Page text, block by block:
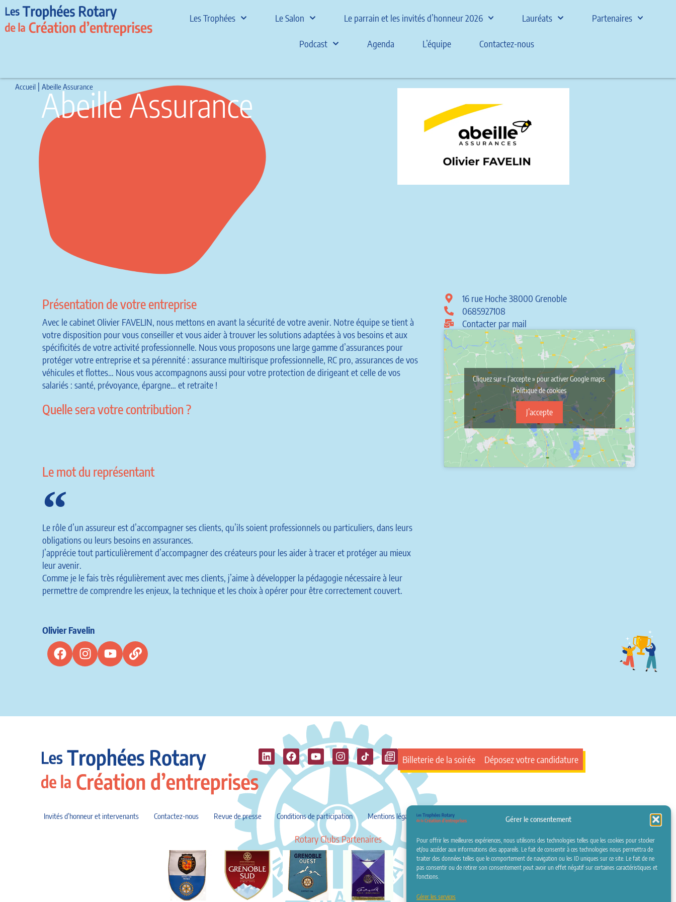
Gérer le consentement
Pour offrir les meilleures expériences, nous utilisons des technologies telles que les cookies pour stocker
et/ou accéder aux informations des appareils. Le fait de consentir à ces technologies nous permettra de
traiter des données telles que le comportement de navigation ou les ID uniques sur ce site. Le fait de ne
pas consentir ou de retirer son consentement peut avoir un effet négatif sur certaines caractéristiques et
fonctions.
Gérer les services
Les Trophées Le Salon Le parrain et les invités d’honneur 2026 Lauréats Partenaires
Podcast Agenda L’équipe Contactez-nous
Accueil | Abeille Assurance
Abeille Assurance
Présentation de votre entreprise
Avec le cabinet Olivier FAVELIN, nous mettons en avant la sécurité de votre avenir. Notre équipe se tient à
votre disposition pour vous conseiller et vous aider à trouver les solutions adaptées à vos besoins et aux
spécificités de votre activité professionnelle. Nous vous proposons une large gamme d’assurances pour
protéger votre entreprise et sa pérennité : assurance multirisque professionnelle, RC pro, assurances de vos
véhicules et flottes… Nous vous accompagnons aussi pour votre protection de dirigeant et celle de vos
salariés : santé, prévoyance, épargne… et retraite !
Quelle sera votre contribution ?
Le mot du représentant
Le rôle d’un assureur est d’accompagner ses clients, qu’ils soient professionnels ou particuliers, dans leurs
obligations ou leurs besoins en assurances.
J’apprécie tout particulièrement d’accompagner des créateurs pour les aider à tracer et protéger au mieux
leur avenir.
Comme je le fais très régulièrement avec mes clients, j’aime à développer la pédagogie nécessaire à leur
permettre de comprendre les enjeux, la technique et les choix à opérer pour être correctement couvert.
Olivier Favelin
16 rue Hoche 38000 Grenoble
0685927108
Contacter par mail
Cliquez sur « J’accepte » pour activer Google maps
Politique de cookies
J’accepte
Billeterie de la soirée Déposez votre candidature
Invités d’honneur et intervenants Contactez-nous Revue de presse Conditions de participation Mentions légales Crédits Politique de confidentialité Politique de cookies (UE)
Rotary Clubs Partenaires